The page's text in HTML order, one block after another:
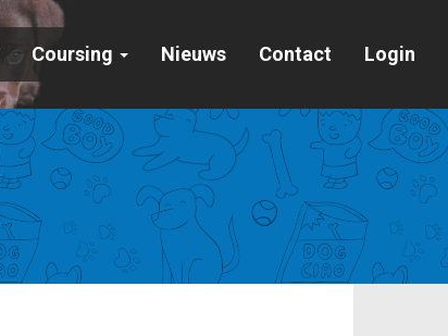
Coursing Nieuws Contact Login